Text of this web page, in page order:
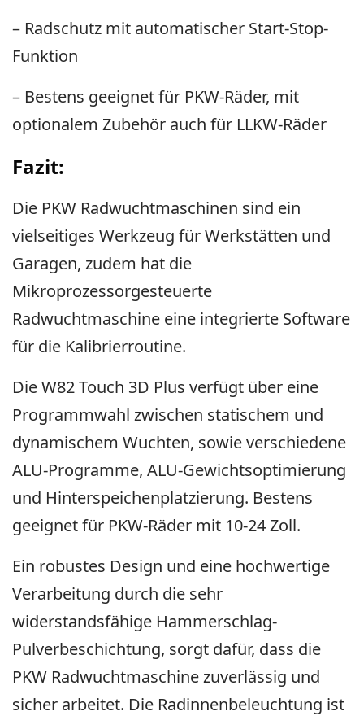
– Radschutz mit automatischer Start-Stop-
Funktion
– Bestens geeignet für PKW-Räder, mit
optionalem Zubehör auch für LLKW-Räder
Fazit:
Die PKW Radwuchtmaschinen sind ein
vielseitiges Werkzeug für Werkstätten und
Garagen, zudem hat die
Mikroprozessorgesteuerte
Radwuchtmaschine eine integrierte Software
für die Kalibrierroutine.
Die W82 Touch 3D Plus verfügt über eine
Programmwahl zwischen statischem und
dynamischem Wuchten, sowie verschiedene
ALU-Programme, ALU-Gewichtsoptimierung
und Hinterspeichenplatzierung. Bestens
geeignet für PKW-Räder mit 10-24 Zoll.
Ein robustes Design und eine hochwertige
Verarbeitung durch die sehr
widerstandsfähige Hammerschlag-
Pulverbeschichtung, sorgt dafür, dass die
PKW Radwuchtmaschine zuverlässig und
sicher arbeitet. Die Radinnenbeleuchtung ist